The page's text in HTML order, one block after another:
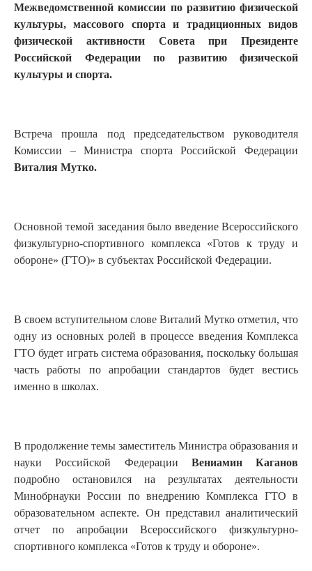
Межведомственной комиссии по развитию физической
культуры, массового спорта и традиционных видов
физической активности Совета при Президенте
Российской Федерации по развитию физической
культуры и спорта.
Встреча прошла под председательством руководителя
Комиссии – Министра спорта Российской Федерации
Виталия Мутко.
Основной темой заседания было введение Всероссийского
физкультурно-спортивного комплекса «Готов к труду и
обороне» (ГТО)» в субъектах Российской Федерации.
В своем вступительном слове Виталий Мутко отметил, что
одну из основных ролей в процессе введения Комплекса
ГТО будет играть система образования, поскольку большая
часть работы по апробации стандартов будет вестись
именно в школах.
В продолжение темы заместитель Министра образования и
науки Российской Федерации Вениамин Каганов
подробно остановился на результатах деятельности
Минобрнауки России по внедрению Комплекса ГТО в
образовательном аспекте. Он представил аналитический
отчет по апробации Всероссийского физкультурно-
спортивного комплекса «Готов к труду и обороне».